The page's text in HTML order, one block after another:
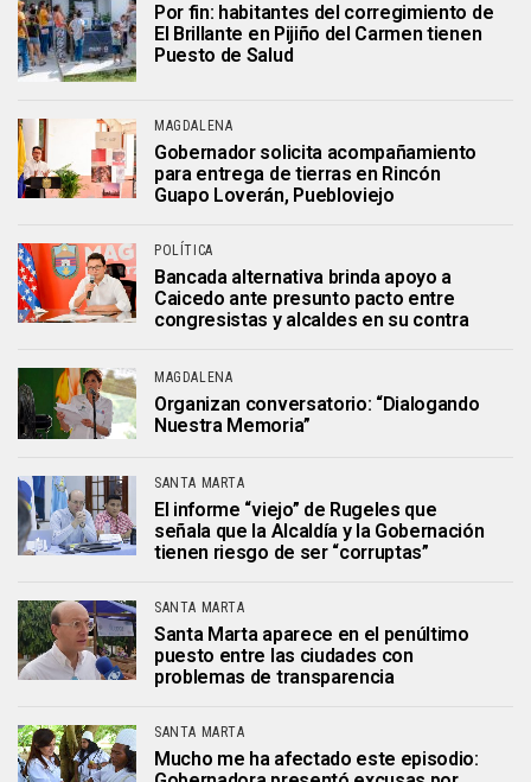
Por fin: habitantes del corregimiento de
El Brillante en Pijiño del Carmen tienen
Puesto de Salud
MAGDALENA
Gobernador solicita acompañamiento
para entrega de tierras en Rincón
Guapo Loverán, Puebloviejo
POLÍTICA
Bancada alternativa brinda apoyo a
Caicedo ante presunto pacto entre
congresistas y alcaldes en su contra
MAGDALENA
Organizan conversatorio: “Dialogando
Nuestra Memoria”
SANTA MARTA
El informe “viejo” de Rugeles que
señala que la Alcaldía y la Gobernación
tienen riesgo de ser “corruptas”
SANTA MARTA
Santa Marta aparece en el penúltimo
puesto entre las ciudades con
problemas de transparencia
SANTA MARTA
Mucho me ha afectado este episodio: